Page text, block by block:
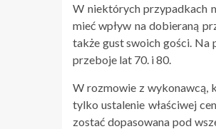
W niektórych przypadkach
mieć wpływ na dobieraną
także gust swoich gości. Na
przeboje lat 70. i 80.
W rozmowie z wykonawcą,
tylko ustalenie właściwej
zostać dopasowana pod